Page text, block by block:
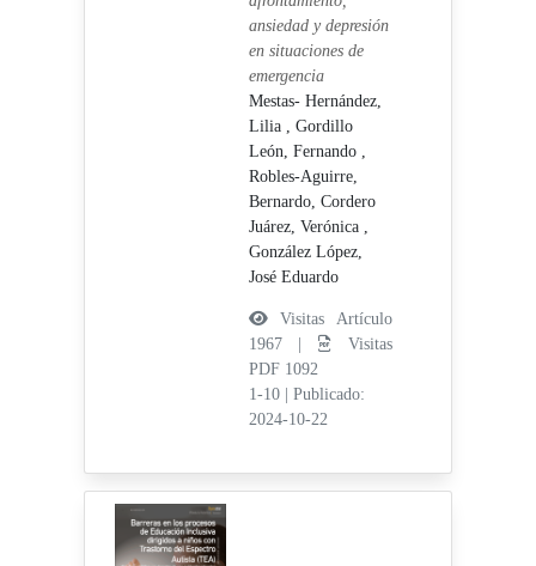
ansiedad y depresión
en situaciones de
emergencia
Mestas- Hernández,
Lilia , Gordillo
León, Fernando ,
Robles-Aguirre,
Bernardo, Cordero
Juárez, Verónica ,
González López,
José Eduardo
Visitas Artículo
1967 |
Visitas
PDF 1092
1-10
Publicado:
2024-10-22